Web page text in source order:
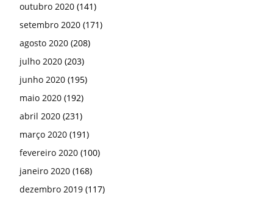
outubro 2020 (141)
setembro 2020 (171)
agosto 2020 (208)
julho 2020 (203)
junho 2020 (195)
maio 2020 (192)
abril 2020 (231)
março 2020 (191)
fevereiro 2020 (100)
janeiro 2020 (168)
dezembro 2019 (117)